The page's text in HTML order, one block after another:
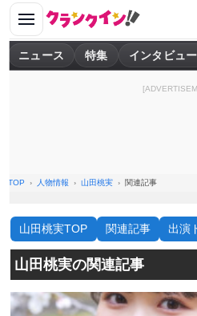
ニュース 特集 インタビュー
TOP 人物情報 山田桃実 関連記事
山田桃実TOP 関連記事 出演
山田桃実の関連記事